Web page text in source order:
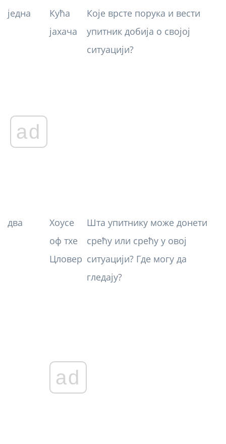
једна
ad
Кућа
јахача
Које врсте порука и вести
упитник добија о својој
ситуацији?
два
Хоусе
оф тхе
Цловер
ad
Шта упитнику може донети
срећу или срећу у овој
ситуацији? Где могу да
гледају?